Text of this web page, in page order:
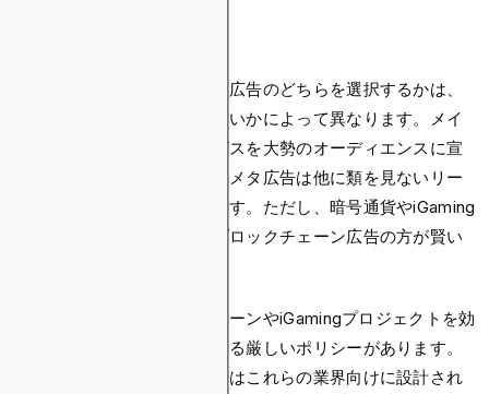
メタ広告とブロックチェーン広告のどちらを選択するかは、
何を宣伝し、誰にリーチしたいかによって異なります。メイ
ンストリームの製品やサービスを大勢のオーディエンスに宣
伝することが目標であれば、メタ広告は他に類を見ないリー
チと多彩なツールを提供します。ただし、暗号通貨やiGaming
などの業界にいる場合は、ブロックチェーン広告の方が賢い
メタ広告には、ブロックチェーンやiGamingプロジェクトを効
果的に宣伝する能力を制限する厳しいポリシーがあります。
一方、ブロックチェーン広告はこれらの業界向けに設計され